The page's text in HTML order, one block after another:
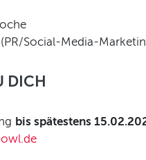
Social-Media-
DICH
bis spätestens